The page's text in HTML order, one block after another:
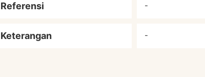
Referensi -
Keterangan -